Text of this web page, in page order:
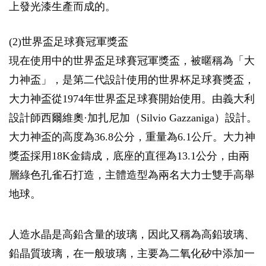
上發光漆生產而成的。
(2)世界盃足球賽冠軍獎盃
現在使用中的世界盃足球賽冠軍獎盃，被暱稱為「大
力神盃」，是第二代設計使用的世界杯足球賽獎盃，
大力神盃從1974年世界盃足球賽開始使用。由義大利
設計師西爾維奧·加扎尼加（Silvio Gazzaniga）設計。
大力神盃的高度為36.8公分，重量為6.1公斤。大力神
獎盃採用18K金鑄成，底座的直徑為13.1公分，由兩
層綠色孔雀石打造，主體造型為兩名大力士雙手高舉
地球。
人造水晶是高鉛含量的玻璃，因此又稱為高鉛玻璃、
鉛晶質玻璃，在一般玻璃，主要為二氧化矽中添加一